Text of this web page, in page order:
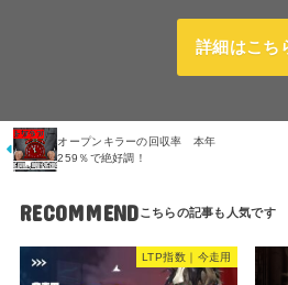
詳細はこち
オープンキラーの回収率 本年
259％で絶好調！
RECOMMEND
LTP指数｜今走用